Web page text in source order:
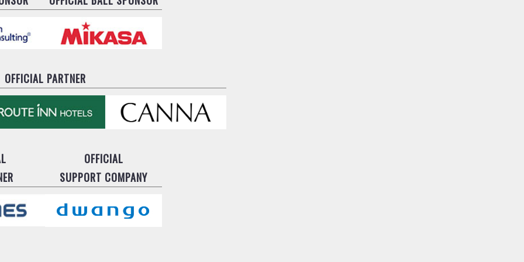
OFFICIAL PARTNER
OFFICIAL
SUPPORT COMPANY